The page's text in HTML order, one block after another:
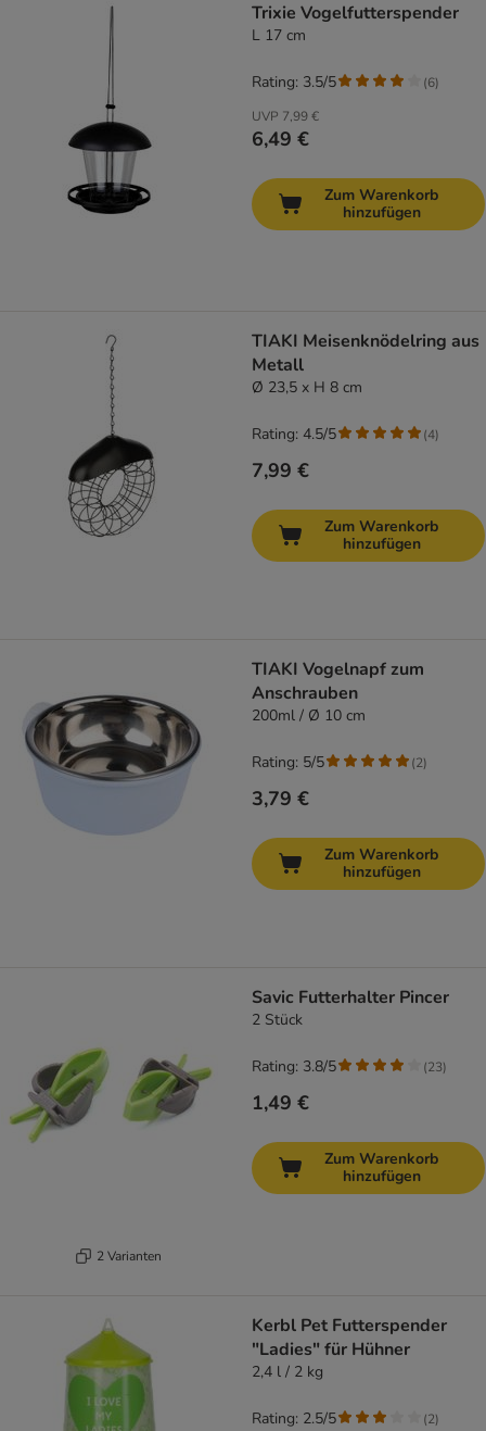
Trixie Vogelfutterspender
L 17 cm
UVP 7,99 €
6,49 €
Rating: 3.5/5 (6)
Zum Warenkorb
hinzufügen
TIAKI Meisenknödelring aus
Metall
Ø 23,5 x H 8 cm
7,99 €
Rating: 4.5/5 (4)
Zum Warenkorb
hinzufügen
TIAKI Vogelnapf zum
Anschrauben
200ml / Ø 10 cm
3,79 €
Rating: 5/5 (2)
Zum Warenkorb
hinzufügen
2 Varianten
Savic Futterhalter Pincer
2 Stück
1,49 €
Rating: 3.8/5 (23)
Zum Warenkorb
hinzufügen
Kerbl Pet Futterspender
"Ladies" für Hühner
2,4 l / 2 kg
Rating: 2.5/5 (2)